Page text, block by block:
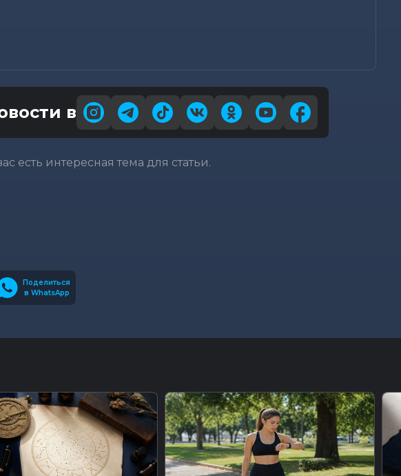
в
есть интересная тема для статьи.
Поделиться
в WhatsApp